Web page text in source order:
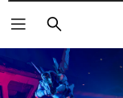
Suchen